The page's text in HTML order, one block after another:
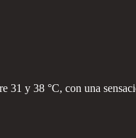
31 y 38 °C, con una